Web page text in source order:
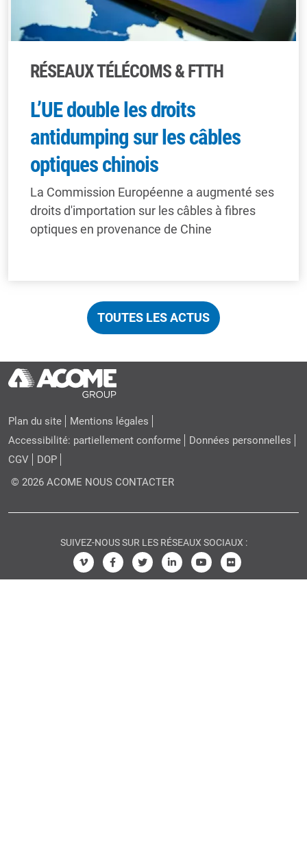
RÉSEAUX TÉLÉCOMS & FTTH
L’UE double les droits
antidumping sur les câbles
optiques chinois
La Commission Européenne a augmenté ses
droits d'importation sur les câbles à fibres
optiques en provenance de Chine
TOUTES LES ACTUS
Plan du site
Mentions légales
Accessibilité: partiellement conforme
Données personnelles
CGV
DOP
© 2026 ACOME NOUS CONTACTER
SUIVEZ-NOUS SUR LES RÉSEAUX SOCIAUX :